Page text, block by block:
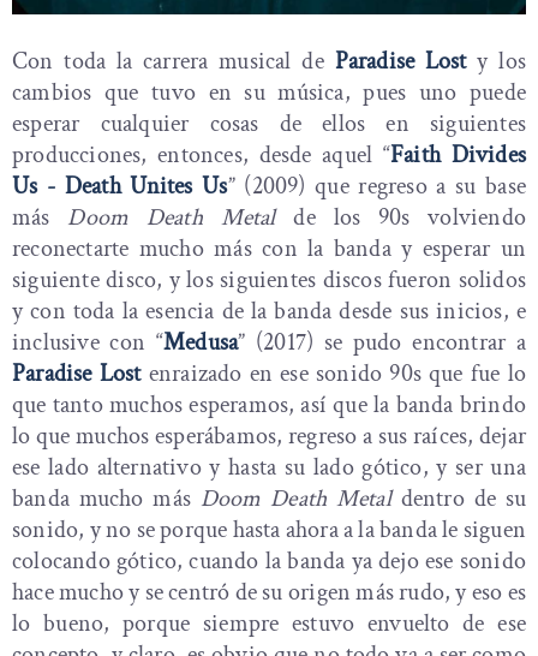
Con toda la carrera musical de Paradise Losty los
cambios que tuvo en su música, pues uno puede
esperar cualquier cosas de ellos en siguientes
producciones, entonces, desde aquel “Faith Divides
Us - Death Unites Us” (2009) que regreso a su base
más Doom Death Metalde los 90s volviendo
reconectarte mucho más con la banda y esperar un
siguiente disco, y los siguientes discos fueron solidos
y con toda la esencia de la banda desde sus inicios, e
inclusive con “Medusa” (2017) se pudo encontrar a
Paradise Lostenraizado en ese sonido 90s que fue lo
que tanto muchos esperamos, así que la banda brindo
lo que muchos esperábamos, regreso a sus raíces, dejar
ese lado alternativo y hasta su lado gótico, y ser una
banda mucho más Doom Death Metaldentro de su
sonido, y no se porque hasta ahora a la banda le siguen
colocando gótico, cuando la banda ya dejo ese sonido
hace mucho y se centró de su origen más rudo, y eso es
lo bueno, porque siempre estuvo envuelto de ese